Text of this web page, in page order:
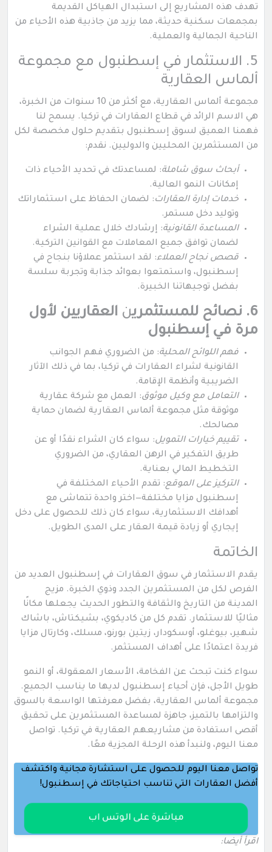
تهدف هذه المشاريع إلى استبدال الهياكل القديمة
بمجمعات سكنية حديثة، مما يزيد من جاذبية هذه الأحياء من
الناحية الجمالية والعملية.
5. الاستثمار في إسطنبول مع مجموعة
ألماس العقارية
مجموعة ألماس العقارية، مع أكثر من 10 سنوات من الخبرة،
هي الاسم الرائد في قطاع العقارات في تركيا. يسمح لنا
فهمنا العميق لسوق إسطنبول بتقديم حلول مخصصة لكل
من المستثمرين المحليين والدوليين. نقدم:
أبحاث سوق شاملة: لمساعدتك في تحديد الأحياء ذات
إمكانات النمو العالية.
خدمات إدارة العقارات: لضمان الحفاظ على استثماراتك
وتوليد دخل مستمر.
المساعدة القانونية: إرشادك خلال عملية الشراء
لضمان توافق جميع المعاملات مع القوانين التركية.
قصص نجاح العملاء: لقد استثمر عملاؤنا بنجاح في
إسطنبول، واستمتعوا بعوائد جذابة وتجربة سلسة
بفضل توجيهاتنا الخبيرة.
6. نصائح للمستثمري ن العقاريين لأول
مرة في إسطنبول
فهم اللوائح المحلية: من الضروري فهم الجوانب
القانونية لشراء العقارات في تركيا، بما في ذلك الآثار
الضريبية وأنظمة الإقامة.
التعامل مع وكيل موثوق: العمل مع شركة عقارية
موثوقة مثل مجموعة ألماس العقارية لضمان حماية
مصالحك.
تقييم خيارات التمويل: سواء كان الشراء نقدًا أو عن
طريق التفكير في الرهن العقاري، من الضروري
التخطيط المالي بعناية.
التركيز على الموقع: تقدم الأحياء المختلفة في
إسطنبول مزايا مختلفة—اختر واحدة تتماشى مع
أهدافك الاستثمارية، سواء كان ذلك للحصول على دخل
إيجاري أو زيادة قيمة العقار على المدى الطويل.
الخاتمة
يقدم الاستثمار في سوق العقارات في إسطنبول العديد من
الفرص لكل من المستثمرين الجدد وذوي الخبرة. مزيج
المدينة من التاريخ والثقافة والتطور الحديث يجعلها مكانًا
مثاليًا للاستثمار. تقدم كل من كاديكوي، بشيكتاش، باشاك
شهير، بيوغلو، أوسكودار، زيتين بورنو، مسلك، وكارتال مزايا
فريدة اعتمادًا على أهداف المستثمر.
سواء كنت تبحث عن الفخامة، الأسعار المعقولة، أو النمو
طويل الأجل، فإن أحياء إسطنبول لديها ما يناسب الجميع.
مجموعة ألماس العقارية، بفضل معرفتها الواسعة بالسوق
والتزامها بالتميز، جاهزة لمساعدة المستثمرين على تحقيق
أقصى استفادة من مشاريعهم العقارية في تركيا. تواصل
معنا اليوم، ولنبدأ هذه الرحلة المجزية معًا.
تواصل معنا اليوم للحصول على استشارة مجانية واكتشف
أفضل العقارات التي تناسب احتياجاتك في إسطنبول!
مباشرة على الوتس اب
اقرأ أيضا: